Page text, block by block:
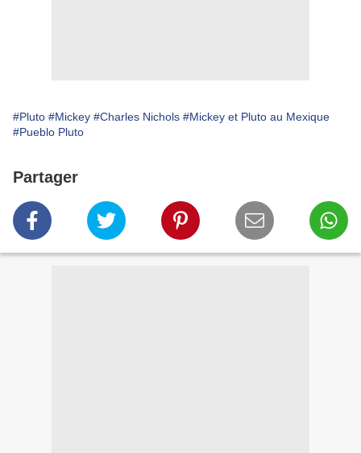
#Pluto #Mickey #Charles Nichols #Mickey et Pluto au Mexique
#Pueblo Pluto
Partager